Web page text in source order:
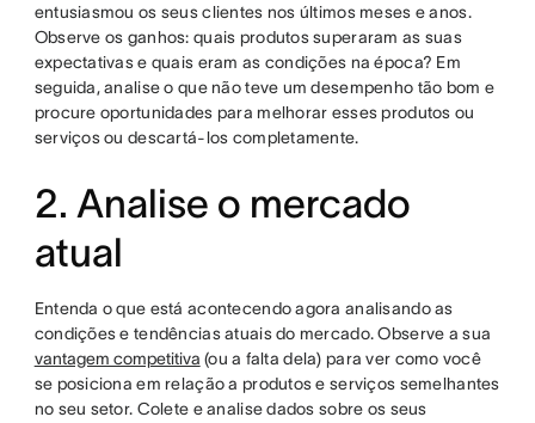
entusiasmou os seus clientes nos últimos meses e anos.
Observe os ganhos: quais produtos superaram as suas
expectativas e quais eram as condições na época? Em
seguida, analise o que não teve um desempenho tão bom e
procure oportunidades para melhorar esses produtos ou
serviços ou descartá-los completamente.
2. Analise o mercado
atual
Entenda o que está acontecendo agora analisando as
condições e tendências atuais do mercado. Observe a sua
vantagem competitiva (ou a falta dela) para ver como você
se posiciona em relação a produtos e serviços semelhantes
no seu setor. Colete e analise dados sobre os seus